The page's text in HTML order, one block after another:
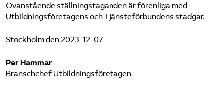
Ovanstående ställningstaganden är förenliga med
Utbildnings­företagens och Tjänste­förbundens stadgar.
Stockholm den 2023-12-07
Per Hammar
Branschchef Utbildnings­företagen